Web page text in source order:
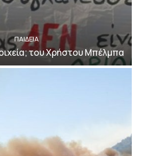
ΠΑΙΔΕΙΑ
του Χρήστου Μπέλμπα